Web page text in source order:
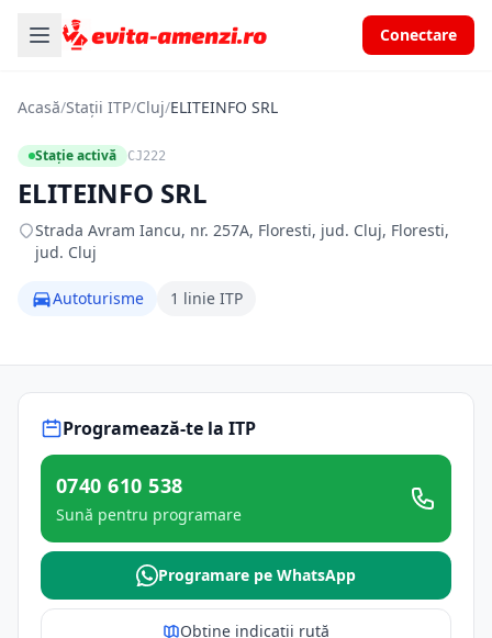
Conectare
Acasă/Stații ITP/Cluj/ELITEINFO SRL
Stație activă CJ222
ELITEINFO SRL
Strada Avram Iancu, nr. 257A, Floresti, jud. Cluj, Floresti,
jud. Cluj
Autoturisme 1 linie ITP
Programează-te la ITP
0740 610 538
Sună pentru programare
Programare pe WhatsApp
Obține indicații rută